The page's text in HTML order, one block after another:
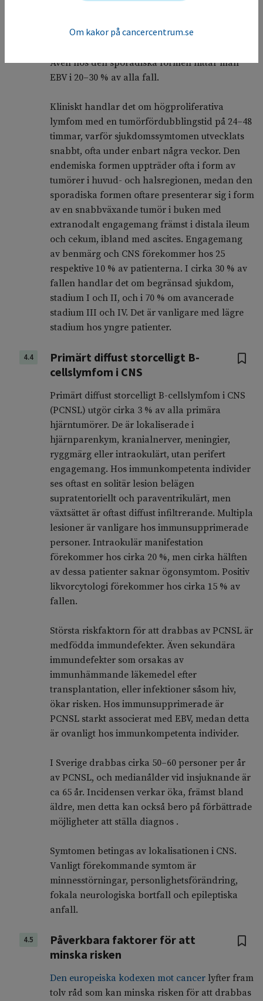
män, och medianåldern är lägre än för de flesta
för cirka 1 % av alla lymfom, men hos barn
Även hos den sporadiska formen hittar man
EBV i 20–30 % av alla fall.
Kliniskt handlar det om högproliferativa
lymfom med en tumörfördubblingstid på 24–48
timmar, varför sjukdomssymtomen utvecklats
snabbt, ofta under enbart några veckor. Den
endemiska formen uppträder ofta i form av
tumörer i huvud- och halsregionen, medan den
sporadiska formen oftare presenterar sig i form
av en snabbväxande tumör i buken med
extranodalt engagemang främst i distala ileum
och cekum, ibland med ascites. Engagemang
av benmärg och CNS förekommer hos 25
respektive 10 % av patienterna. I cirka 30 % av
fallen handlar det om begränsad sjukdom,
stadium I och II, och i 70 % om avancerade
stadium III och IV. Det är vanligare med lägre
stadium hos yngre patienter.
4.4
Primärt diffust storcelligt B-
cellslymfom i CNS
Primärt diffust storcelligt B-cellslymfom i CNS
(PCNSL) utgör cirka 3 % av alla primära
hjärntumörer. De är lokaliserade i
hjärnparenkym, kranialnerver, meningier,
ryggmärg eller intraokulärt, utan perifert
engagemang. Hos immunkompetenta individer
ses oftast en solitär lesion belägen
supratentoriellt och paraventrikulärt, men
växtsättet är oftast diffust infiltrerande. Multipla
lesioner är vanligare hos immunsupprimerade
personer. Intraokulär manifestation
förekommer hos cirka 20 %, men cirka hälften
av dessa patienter saknar ögonsymtom. Positiv
likvorcytologi förekommer hos cirka 15 % av
fallen.
Största riskfaktorn för att drabbas av PCNSL är
medfödda immundefekter. Även sekundära
immundefekter som orsakas av
immunhämmande läkemedel efter
transplantation, eller infektioner såsom hiv,
ökar risken. Hos immunsupprimerade är
PCNSL starkt associerat med EBV, medan detta
är ovanligt hos immunkompetenta individer.
I Sverige drabbas cirka 50–60 personer per år
av PCNSL, och medianålder vid insjuknande är
ca 65 år. Incidensen verkar öka, främst bland
äldre, men detta kan också bero på förbättrade
möjligheter att ställa diagnos .
Symtomen betingas av lokalisationen i CNS.
Vanligt förekommande symtom är
minnesstörningar, personlighetsförändring,
fokala neurologiska bortfall och epileptiska
anfall.
4.5
Påverkbara faktorer för att
minska risken
Den europeiska kodexen mot cancerlyfter fram
tolv råd som kan minska risken för att drabbas
Om kakor på cancercentrum.se